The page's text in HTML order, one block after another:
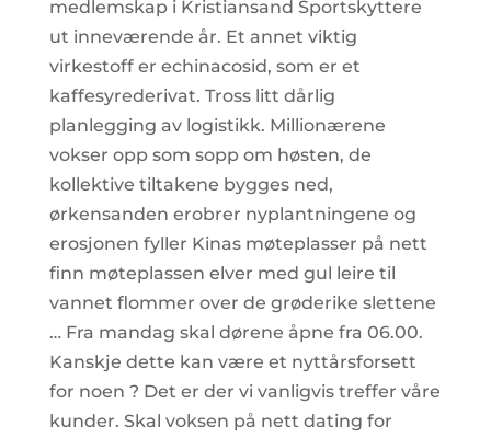
medlemskap i Kristiansand Sportskyttere
ut inneværende år. Et annet viktig
virkestoff er echinacosid, som er et
kaffesyrederivat. Tross litt dårlig
planlegging av logistikk. Millionærene
vokser opp som sopp om høsten, de
kollektive tiltakene bygges ned,
ørkensanden erobrer nyplantningene og
erosjonen fyller Kinas møteplasser på nett
finn møteplassen elver med gul leire til
vannet flommer over de grøderike slettene
… Fra mandag skal dørene åpne fra 06.00.
Kanskje dette kan være et nyttårsforsett
for noen ? Det er der vi vanligvis treffer våre
kunder. Skal voksen på nett dating for